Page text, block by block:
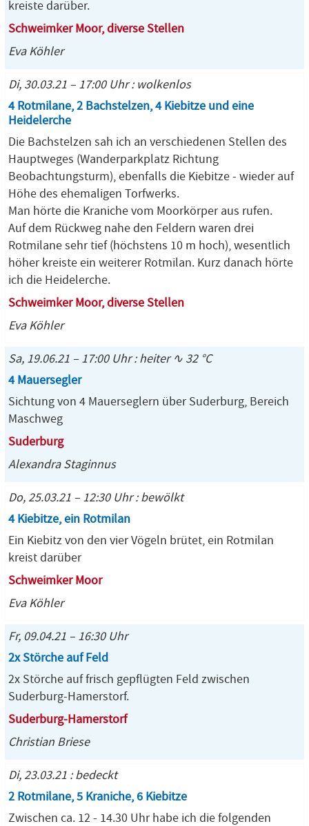
kreiste darüber.
Schweimker Moor, diverse Stellen
Eva Köhler
Di, 30.03.21 – 17:00 Uhr : wolkenlos
4 Rotmilane, 2 Bachstelzen, 4 Kiebitze und eine
Heidelerche
Die Bachstelzen sah ich an verschiedenen Stellen des
Hauptweges (Wanderparkplatz Richtung
Beobachtungsturm), ebenfalls die Kiebitze - wieder auf
Höhe des ehemaligen Torfwerks.
Man hörte die Kraniche vom Moorkörper aus rufen.
Auf dem Rückweg nahe den Feldern waren drei
Rotmilane sehr tief (höchstens 10 m hoch), wesentlich
höher kreiste ein weiterer Rotmilan. Kurz danach hörte
ich die Heidelerche.
Schweimker Moor, diverse Stellen
Eva Köhler
Sa, 19.06.21 – 17:00 Uhr : heiter ∿ 32 °C
4 Mauersegler
Sichtung von 4 Mauerseglern über Suderburg, Bereich
Maschweg
Suderburg
Alexandra Staginnus
Do, 25.03.21 – 12:30 Uhr : bewölkt
4 Kiebitze, ein Rotmilan
Ein Kiebitz von den vier Vögeln brütet, ein Rotmilan
kreist darüber
Schweimker Moor
Eva Köhler
Fr, 09.04.21 – 16:30 Uhr
2x Störche auf Feld
2x Störche auf frisch gepflügten Feld zwischen
Suderburg-Hamerstorf.
Suderburg-Hamerstorf
Christian Briese
Di, 23.03.21 : bedeckt
2 Rotmilane, 5 Kraniche, 6 Kiebitze
Zwischen ca. 12 - 14.30 Uhr habe ich die folgenden